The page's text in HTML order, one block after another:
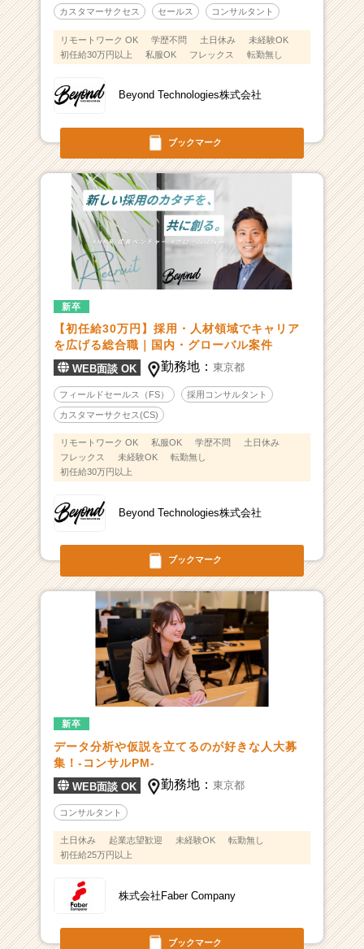
ブックマーク
カスタマーサクセス セールス コンサルタント
リモートワーク OK 学歴不問 土日休み
未経験OK
初任給30万円以上
私服OK フレックス 転勤無し
Beyond Technologies株式会社
ブックマーク
新卒
【初任給30万円】採用・人材領域でキャリア
を広げる総合職｜国内・グローバル案件
WEB面談 OK 勤務地：東京都
フィールドセールス（FS） 採用コンサルタント
カスタマーサクセス(CS)
リモートワーク OK 私服OK 学歴不問
土日休み
フレックス
未経験OK
転勤無し
初任給30万円以上
Beyond Technologies株式会社
ブックマーク
新卒
データ分析や仮説を立てるのが好きな人大募
集！-コンサルPM-
WEB面談 OK 勤務地：東京都
コンサルタント
土日休み 起業志望歓迎 未経験OK
転勤無し
初任給25万円以上
株式会社Faber Company